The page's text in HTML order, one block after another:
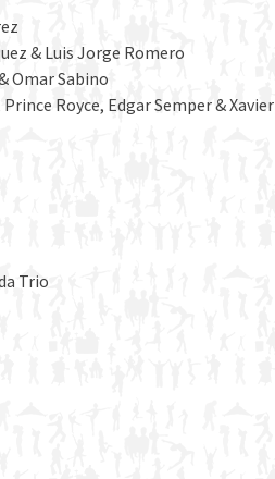
& Luis Jorge Romero
Omar Sabino
Royce, Edgar Semper & Xavier
Trio